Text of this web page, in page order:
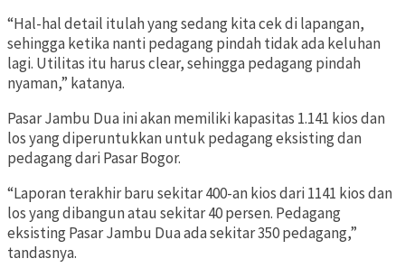
“Hal-hal detail itulah yang sedang kita cek di lapangan,
sehingga ketika nanti pedagang pindah tidak ada keluhan
lagi. Utilitas itu harus clear, sehingga pedagang pindah
nyaman,” katanya.
Pasar Jambu Dua ini akan memiliki kapasitas 1.141 kios dan
los yang diperuntukkan untuk pedagang eksisting dan
pedagang dari Pasar Bogor.
“Laporan terakhir baru sekitar 400-an kios dari 1141 kios dan
los yang dibangun atau sekitar 40 persen. Pedagang
eksisting Pasar Jambu Dua ada sekitar 350 pedagang,”
tandasnya.